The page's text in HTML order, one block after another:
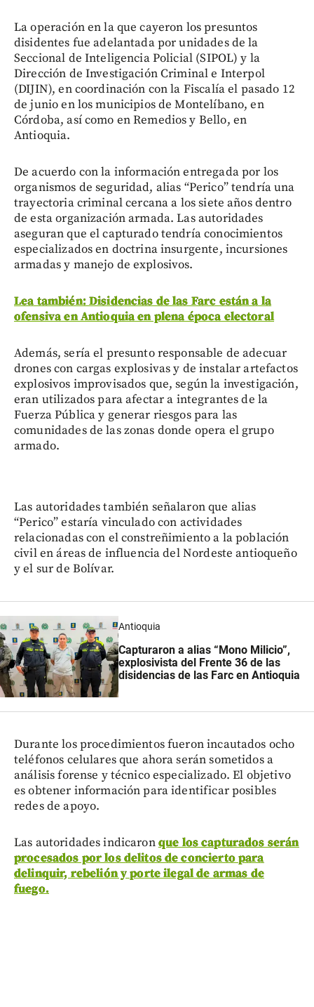
La operación en la que cayeron los presuntos
disidentes fue adelantada por unidades de la
Seccional de Inteligencia Policial (SIPOL) y la
Dirección de Investigación Criminal e Interpol
(DIJIN), en coordinación con la Fiscalía el pasado 12
de junio en los municipios de Montelíbano, en
Córdoba, así como en Remedios y Bello, en
Antioquia.
De acuerdo con la información entregada por los
organismos de seguridad, alias “Perico” tendría una
trayectoria criminal cercana a los siete años dentro
de esta organización armada. Las autoridades
aseguran que el capturado tendría conocimientos
especializados en doctrina insurgente, incursiones
armadas y manejo de explosivos.
Lea también: Disidencias de las Farc están a la
ofensiva en Antioquia en plena época electoral
Además, sería el presunto responsable de adecuar
drones con cargas explosivas y de instalar artefactos
explosivos improvisados que, según la investigación,
eran utilizados para afectar a integrantes de la
Fuerza Pública y generar riesgos para las
comunidades de las zonas donde opera el grupo
armado.
Las autoridades también señalaron que alias
“Perico” estaría vinculado con actividades
relacionadas con el constreñimiento a la población
civil en áreas de influencia del Nordeste antioqueño
y el sur de Bolívar.
Antioquia
Capturaron a alias “Mono Milicio”,
explosivista del Frente 36 de las
disidencias de las Farc en Antioquia
Durante los procedimientos fueron incautados ocho
teléfonos celulares que ahora serán sometidos a
análisis forense y técnico especializado. El objetivo
es obtener información para identificar posibles
redes de apoyo.
Las autoridades indicaronque los capturados serán
procesados por los delitos de concierto para
delinquir, rebelión y porte ilegal de armas de
fuego.